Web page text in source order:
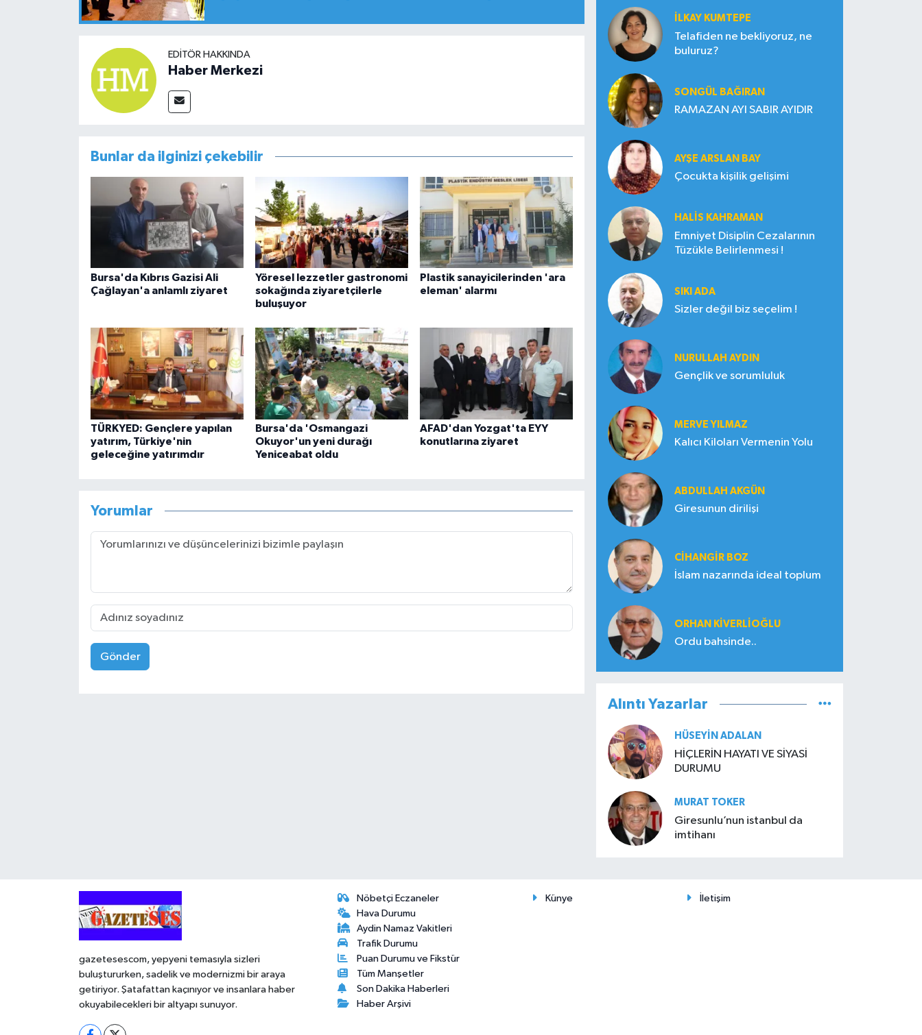
EDITÖR HAKKINDA
Haber Merkezi
Bunlar da ilginizi çekebilir
Bursa'da Kıbrıs Gazisi Ali
Çağlayan'a anlamlı ziyaret
Yöresel lezzetler gastronomi
sokağında ziyaretçilerle
buluşuyor
Plastik sanayicilerinden 'ara
eleman' alarmı
TÜRKYED: Gençlere yapılan
yatırım, Türkiye'nin
geleceğine yatırımdır
Bursa'da 'Osmangazi
Okuyor'un yeni durağı
Yeniceabat oldu
AFAD'dan Yozgat'ta EYY
konutlarına ziyaret
Yorumlar
Gönder
İLKAY KUMTEPE
Telafiden ne bekliyoruz, ne
buluruz?
SONGÜL BAĞIRAN
RAMAZAN AYI SABIR AYIDIR
AYŞE ARSLAN BAY
Çocukta kişilik gelişimi
HALIS KAHRAMAN
Emniyet Disiplin Cezalarının
Tüzükle Belirlenmesi !
SIKI ADA
Sizler değil biz seçelim !
NURULLAH AYDIN
Gençlik ve sorumluluk
MERVE YILMAZ
Kalıcı Kiloları Vermenin Yolu
ABDULLAH AKGÜN
Giresunun dirilişi
CIHANGIR BOZ
İslam nazarında ideal toplum
ORHAN KIVERLIOĞLU
Ordu bahsinde..
Alıntı Yazarlar
HÜSEYIN ADALAN
HİÇLERİN HAYATI VE SİYASİ
DURUMU
MURAT TOKER
Giresunlu’nun istanbul da
imtihanı
gazetesescom, yepyeni temasıyla sizleri
buluştururken, sadelik ve modernizmi bir araya
getiriyor. Şatafattan kaçınıyor ve insanlara haber
okuyabilecekleri bir altyapı sunuyor.
Nöbetçi Eczaneler
Hava Durumu
Aydin Namaz Vakitleri
Trafik Durumu
Puan Durumu ve Fikstür
Tüm Manşetler
Son Dakika Haberleri
Haber Arşivi
Künye İletişim